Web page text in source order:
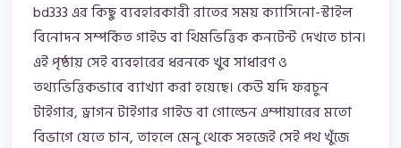
bd333 এর কিছু ব্যবহারকারী রাতের সময় ক্যাসিনো-স্টাইল
বিনোদন সম্পর্কিত গাইড বা থিমভিত্তিক কনটেন্ট দেখতে চান।
এই পৃষ্ঠায় সেই ব্যবহারের ধরনকে খুব সাধারণ ও
তথ্যভিত্তিকভাবে ব্যাখ্যা করা হয়েছে। কেউ যদি ফরচুন
টাইগার, ড্রাগন টাইগার গাইড বা গোল্ডেন এম্পায়ারের মতো
বিভাগে যেতে চান, তাহলে মেনু থেকে সহজেই সেই পথ খুঁজে